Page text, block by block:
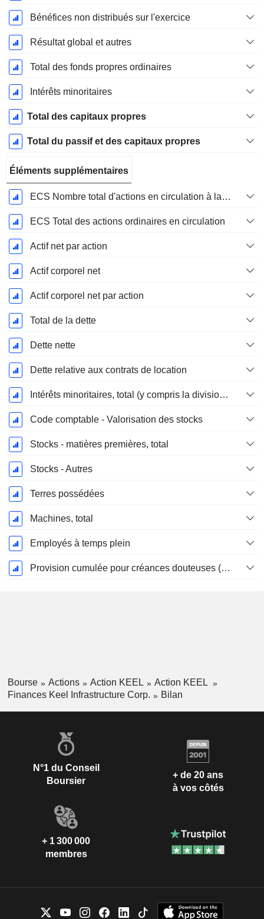
Bénéfices non distribués sur l'exercice
Résultat global et autres
Total des fonds propres ordinaires
Intérêts minoritaires
Total des capitaux propres
Total du passif et des capitaux propres
Éléments supplémentaires
ECS Nombre total d'actions en circulation à la date de dépôt
ECS Total des actions ordinaires en circulation
Actif net par action
Actif corporel net
Actif corporel net par action
Total de la dette
Dette nette
Dette relative aux contrats de location
Intérêts minoritaires, total (y compris la division financière)
Code comptable - Valorisation des stocks
Stocks - matières premières, total
Stocks - Autres
Terres possédées
Machines, total
Employés à temps plein
Provision cumulée pour créances douteuses (Supple)
Bourse Actions Action KEEL
Action KEEL
Finances Keel Infrastructure Corp.
Bilan
N°1 du Conseil
Boursier
+ de 20 ans
à vos côtés
+ 1 300 000
membres